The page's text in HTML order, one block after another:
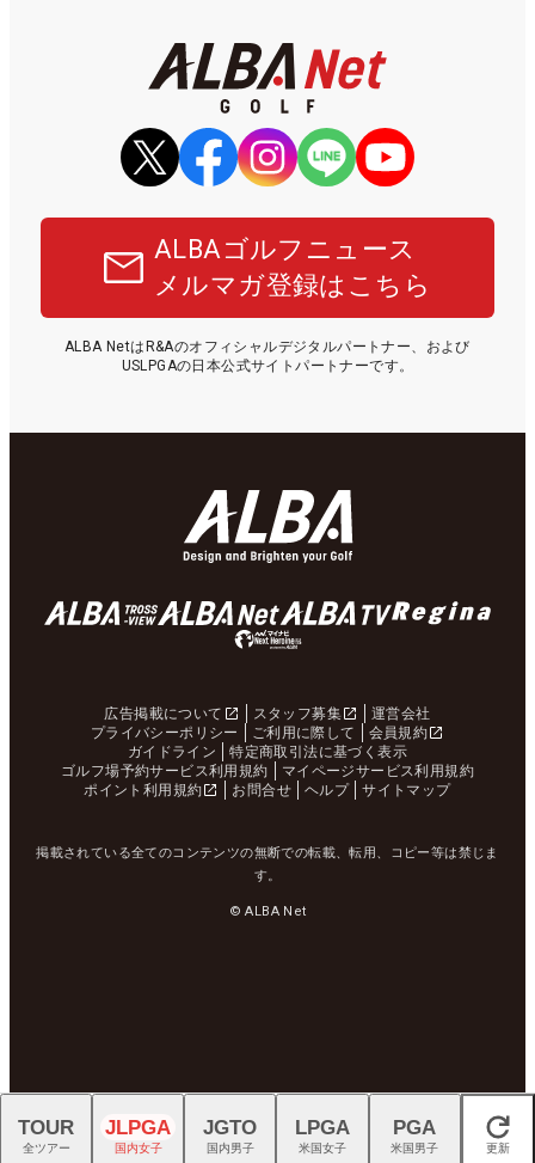
ALBAゴルフニュース
メルマガ登録はこちら
ALBA NetはR&Aのオフィシャルデジタルパートナー、および
USLPGAの日本公式サイトパートナーです。
広告掲載について スタッフ募集
運営会社
プライバシーポリシー
ご利用に際して
会員規約
ガイドライン
特定商取引法に基づく表示
ゴルフ場予約サービス利用規約
マイページサービス利用規約
ポイント利用規約
お問合せ ヘルプ サイトマップ
掲載されている全てのコンテンツの無断での転載、転用、コピー等は禁じま
す。
© ALBA Net
閉じる
TOUR
全ツアー
JLPGA
国内女子
JGTO
国内男子
LPGA
米国女子
PGA
米国男子 更新